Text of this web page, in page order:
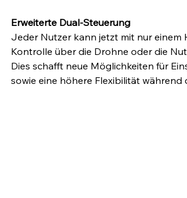
Erweiterte Dual-Steuerung
Jeder Nutzer kann jetzt mit nur einem
Kontrolle über die Drohne oder die
Dies schafft neue Möglichkeiten für
sowie eine höhere Flexibilität während